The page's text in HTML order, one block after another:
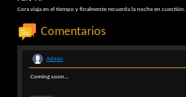
Cora viaja en el tiempo y finalmente recuerda la noche en cuestión.
Comentarios
Admin
Coming soon...